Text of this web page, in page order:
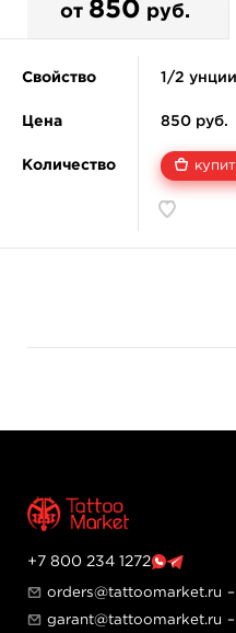
Pigment White 6 - PW6
Pigment Blue - PB15 (CI
пигменты. Их
клиентов, а также
Производитель
которые присутствуют в
антиоксидант,
используется для
от 850 руб.
Свойство
Цена
Количество
1/2
850 руб.
+7 800 234 1272
orders@tattoomarket.ru
garant@tattoomarket.ru